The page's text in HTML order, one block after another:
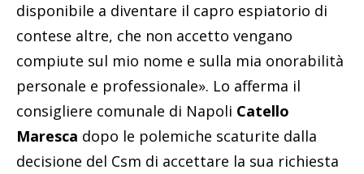
disponibile a diventare il capro espiatorio di
contese altre, che non accetto vengano
compiute sul mio nome e sulla mia onorabilità
personale e professionale». Lo afferma il
consigliere comunale di Napoli Catello
Maresca dopo le polemiche scaturite dalla
decisione del Csm di accettare la sua richiesta